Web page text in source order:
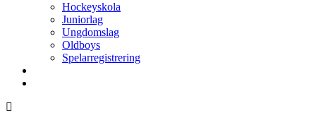
Hockeyskola
Juniorlag
Ungdomslag
Oldboys
Spelarregistrering